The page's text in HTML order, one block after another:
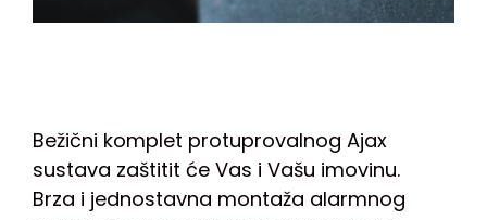
Bežični komplet protuprovalnog Ajax
sustava zaštitit će Vas i Vašu imovinu.
Brza i jednostavna montaža alarmnog